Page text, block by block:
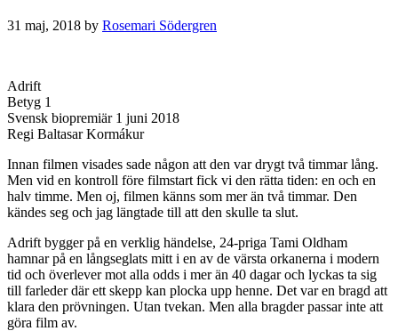
31 maj, 2018 by Rosemari Södergren
Adrift
Betyg 1
Svensk biopremiär 1 juni 2018
Regi Baltasar Kormákur
Innan filmen visades sade någon att den var drygt två timmar lång.
Men vid en kontroll före filmstart fick vi den rätta tiden: en och en
halv timme. Men oj, filmen känns som mer än två timmar. Den
kändes seg och jag längtade till att den skulle ta slut.
Adrift bygger på en verklig händelse, 24-priga Tami Oldham
hamnar på en långseglats mitt i en av de värsta orkanerna i modern
tid och överlever mot alla odds i mer än 40 dagar och lyckas ta sig
till farleder där ett skepp kan plocka upp henne. Det var en bragd att
klara den prövningen. Utan tvekan. Men alla bragder passar inte att
göra film av.